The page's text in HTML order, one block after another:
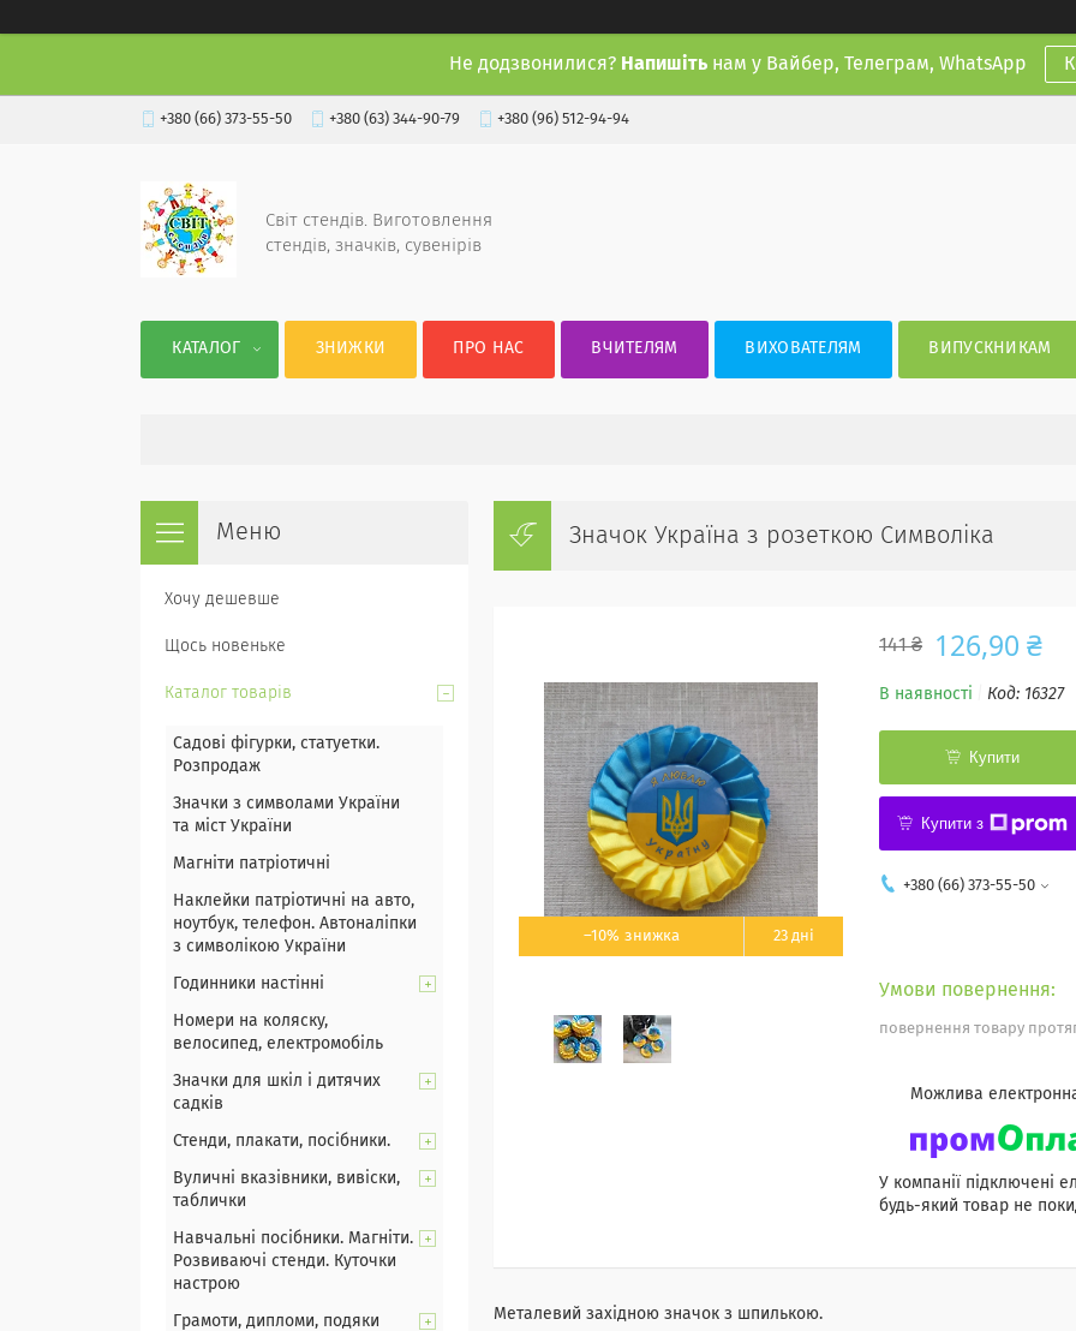
Не додзвонилися? Напишіть нам у Вайбер, Телеграм, WhatsApp
+380 (66) 373-55-50 +380 (63) 344-90-79 +380 (96) 512-94-94
Світ стендів. Виготовлення
стендів, значків, сувенірів
КАТАЛОГ ЗНИЖКИ ПРО НАС ВЧИТЕЛЯМ ВИХОВАТЕЛЯМ ВИПУСКНИКАМ
Значок Україна з розеткою Символіка
–10% 23 дні
141 ₴ 126,90 ₴
В наявності Код: 16327
Купити
Купити з
+380 (66) 373-55-50
повернення товару
У компанії підключені
будь-який товар не
Металевий західною значок з шпилькою.
Хочу дешевше
Щось новеньке
Каталог товарів
Садові фігурки, статуетки.
Розпродаж
Значки з символами України
та міст України
Магніти патріотичні
Наклейки патріотичні на авто,
ноутбук, телефон. Автоналіпки
з символікою України
Годинники настінні
Номери на коляску,
велосипед, електромобіль
Значки для шкіл і дитячих
садків
Стенди, плакати, посібники.
Вуличні вказівники, вивіски,
таблички
Навчальні посібники. Магніти.
Розвиваючі стенди. Куточки
настрою
Грамоти, дипломи, подяки